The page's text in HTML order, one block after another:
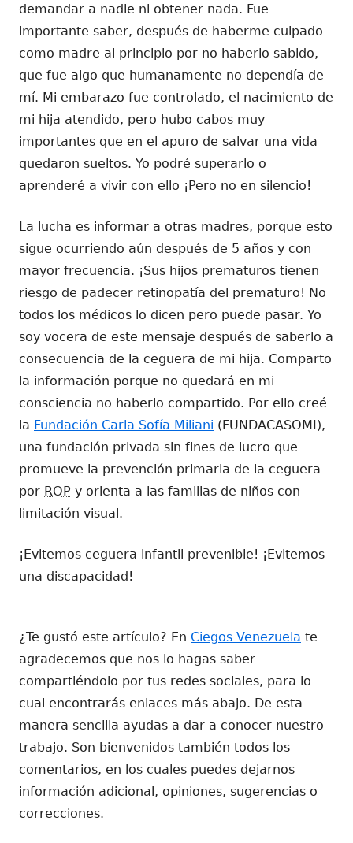
demandar a nadie ni obtener nada. Fue
importante saber, después de haberme culpado
como madre al principio por no haberlo sabido,
que fue algo que humanamente no dependía de
mí. Mi embarazo fue controlado, el nacimiento de
mi hija atendido, pero hubo cabos muy
importantes que en el apuro de salvar una vida
quedaron sueltos. Yo podré superarlo o
aprenderé a vivir con ello ¡Pero no en silencio!
La lucha es informar a otras madres, porque esto
sigue ocurriendo aún después de 5 años y con
mayor frecuencia. ¡Sus hijos prematuros tienen
riesgo de padecer retinopatía del prematuro! No
todos los médicos lo dicen pero puede pasar. Yo
soy vocera de este mensaje después de saberlo a
consecuencia de la ceguera de mi hija. Comparto
la información porque no quedará en mi
consciencia no haberlo compartido. Por ello creé
la Fundación Carla Sofía Miliani (FUNDACASOMI),
una fundación privada sin fines de lucro que
promueve la prevención primaria de la ceguera
por ROP y orienta a las familias de niños con
limitación visual.
¡Evitemos ceguera infantil prevenible! ¡Evitemos
una discapacidad!
¿Te gustó este artículo? En Ciegos Venezuela te
agradecemos que nos lo hagas saber
compartiéndolo por tus redes sociales, para lo
cual encontrarás enlaces más abajo. De esta
manera sencilla ayudas a dar a conocer nuestro
trabajo. Son bienvenidos también todos los
comentarios, en los cuales puedes dejarnos
información adicional, opiniones, sugerencias o
correcciones.